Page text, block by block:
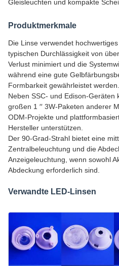
Gleisleuchten und kompakte
Produktmerkmale
Die Linse verwendet
typischen Durchlässigkeit von
Verlust minimiert und die
während eine gute
Formbarkeit gewährleistet werden.
Neben SSC- und Edison-Geräten
großen 1 ′′ 3W-Paketen anderer
ODM-Projekte und
Hersteller unterstützen.
Der 90-Grad-Strahl bietet eine
Zentralbeleuchtung und die
Anzeigeleuchtung, wenn sowohl
Abdeckung erforderlich sind.
Verwandte LED-Linsen